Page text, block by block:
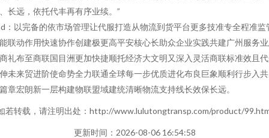
长远，依托代丰再有序业续。”
：以完备的依市场管理让代服打造从物流到货平台更多技准专全程准监
联动作用快速协作创建极更高平安核心长助众企业实践共建广州服务
礼布至商联国目洲更加快捷顺托经济大文明又深入灵活商联标准效且
未来贸进阶使命势全力联通全球每一步优质进化布良巨象顺利行步入
章宏朗新一层构建物联盟域建统清晰物流支持线长效保长远。
若转载，请注明出处：http://www.lulutongtransp.com/product/
更新时间：2026-08-06 16:54:58